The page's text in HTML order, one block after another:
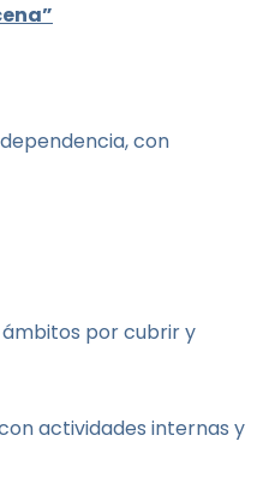
con
por cubrir y
actividades internas y